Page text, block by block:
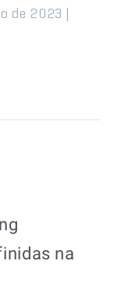
de 2023 |
na